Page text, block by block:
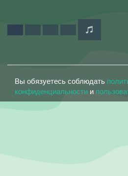
Вы обязуетесь соблюдать
конфиденциальности и